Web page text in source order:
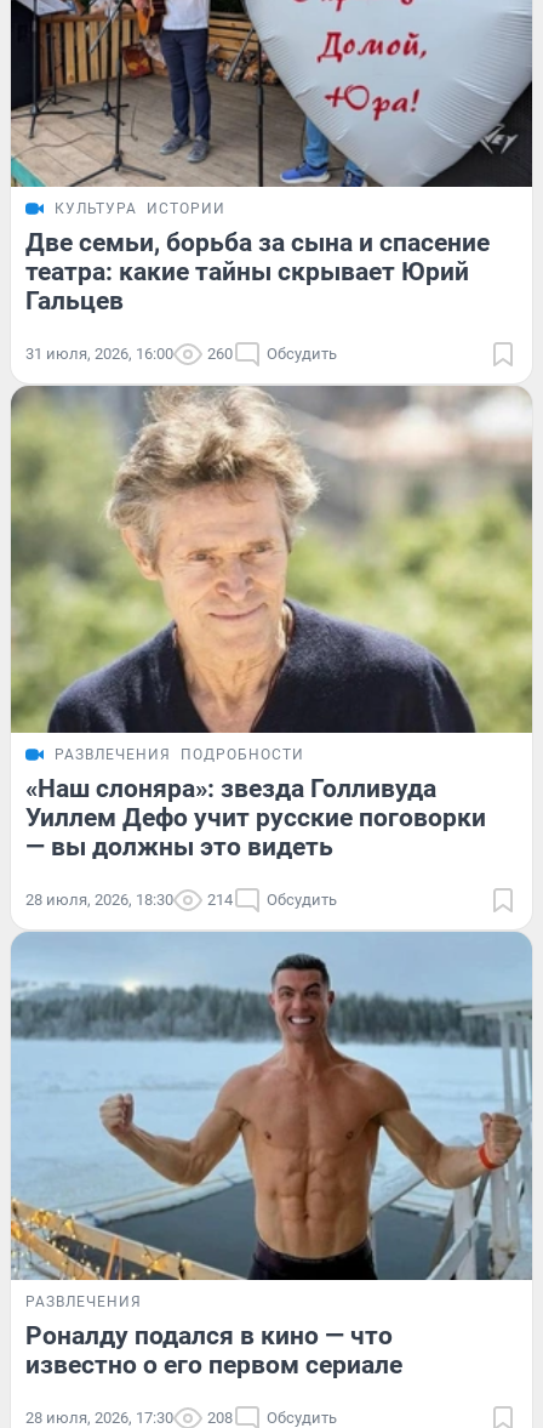
КУЛЬТУРА ИСТОРИИ
Две семьи, борьба за сына и спасение
театра: какие тайны скрывает Юрий
Гальцев
31 июля, 2026, 16:00 260 Обсудить
РАЗВЛЕЧЕНИЯ ПОДРОБНОСТИ
«Наш слоняра»: звезда Голливуда
Уиллем Дефо учит русские поговорки
— вы должны это видеть
28 июля, 2026, 18:30 214 Обсудить
РАЗВЛЕЧЕНИЯ
Роналду подался в кино — что
известно о его первом сериале
28 июля, 2026, 17:30 208 Обсудить